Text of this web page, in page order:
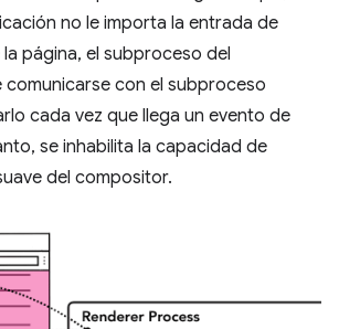
no le importa la entrada de
página, el subproceso del
con el subproceso
cada vez que llega un evento de
se inhabilita la capacidad de
del compositor.